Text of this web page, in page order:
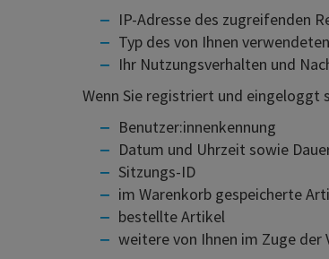
IP-Adresse des zugreifenden
Typ des von Ihnen
Ihr Nutzungsverhalten und
Wenn Sie registriert und eingeloggt
Benutzer:innenkennung
Datum und Uhrzeit sowie
Sitzungs-ID
im Warenkorb gespeicherte
bestellte Artikel
weitere von Ihnen im Zuge